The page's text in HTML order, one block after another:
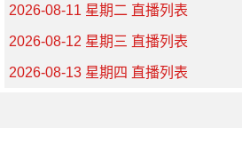
2026-08-11 星期二 直播列表
2026-08-12 星期三 直播列表
2026-08-13 星期四 直播列表